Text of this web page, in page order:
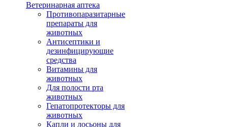
Ветеринарная аптека
Противопаразитарные
препараты для
животных
Антисептики и
дезинфицирующие
средства
Витамины для
животных
Для полости рта
животных
Гепатопротекторы для
животных
Капли и лосьоны для